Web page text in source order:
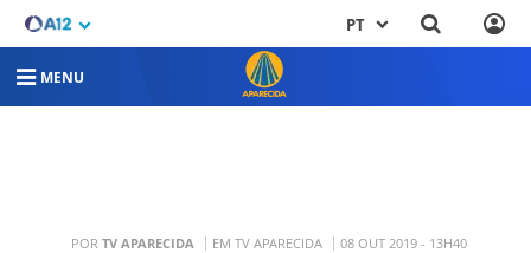
PT
MENU
POR TV APARECIDA EM TV APARECIDA
08 OUT 2019 - 13H40